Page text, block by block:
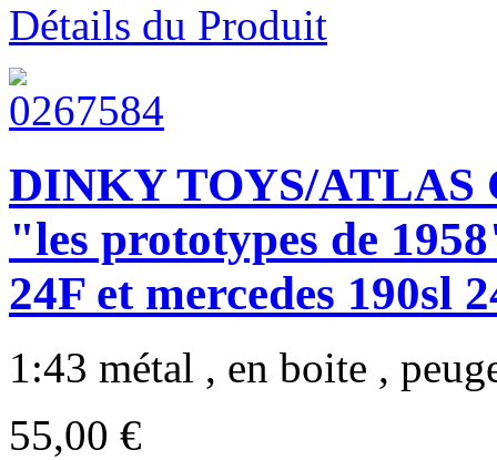
Détails du Produit
DINKY TOYS/ATLAS
"les prototypes de
24F et mercedes 190sl
1:43 métal , en boite ,
55,00 €